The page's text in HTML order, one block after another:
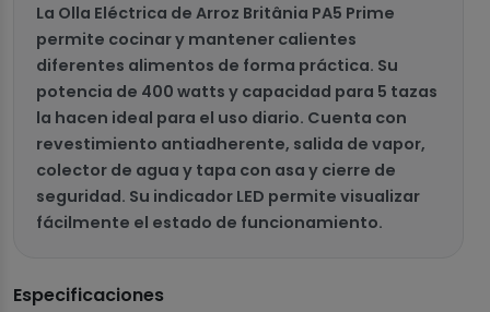
La Olla Eléctrica de Arroz Britânia PA5 Prime
permite cocinar y mantener calientes
diferentes alimentos de forma práctica. Su
potencia de 400 watts y capacidad para 5 tazas
la hacen ideal para el uso diario. Cuenta con
revestimiento antiadherente, salida de vapor,
colector de agua y tapa con asa y cierre de
seguridad. Su indicador LED permite visualizar
fácilmente el estado de funcionamiento.
Especificaciones